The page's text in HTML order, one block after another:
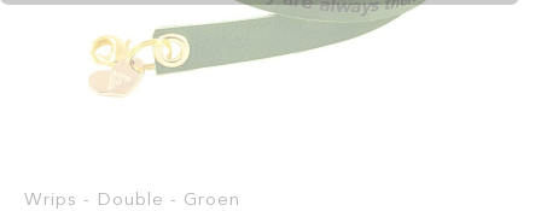
Wrips - Double - Groen